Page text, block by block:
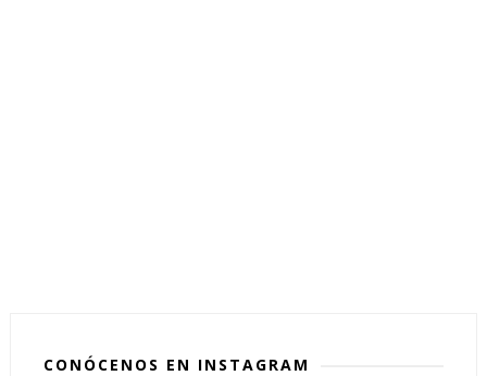
CONÓCENOS EN INSTAGRAM